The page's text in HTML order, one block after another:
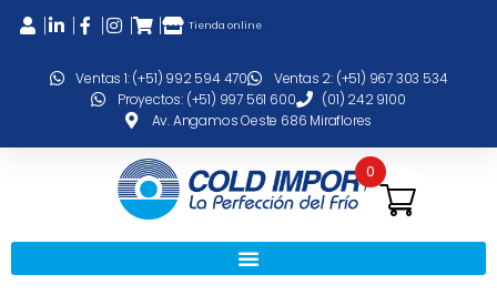
Ventas 1: (+51) 992 594 470
Ventas 2: (+51) 967 303 534
Proyectos: (+51) 997 561 600
(01) 242 9100
Av. Angamos Oeste 686 Miraflores
Tienda online
0